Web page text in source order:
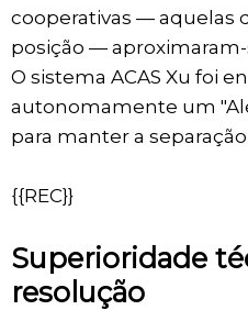
cooperativas — aquelas
posição —
O sistema ACAS Xu foi
autonomamente um
para manter a
{{REC}}
Superioridade
resolução